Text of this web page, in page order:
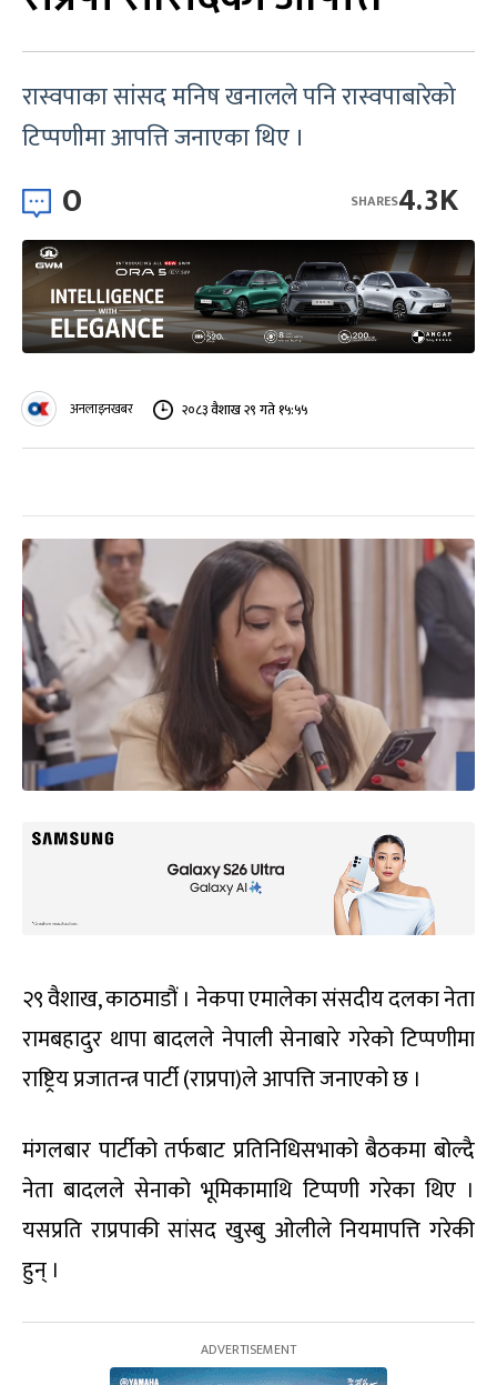
रास्वपाका सांसद मनिष खनालले पनि रास्वपाबारेको
टिप्पणीमा आपत्ति जनाएका थिए ।
0 4.3K
SHARES
अनलाइनखबर २०८३ वैशाख २९ गते १५:५५
२९ वैशाख, काठमाडौं । नेकपा एमालेका संसदीय दलका नेता
रामबहादुर थापा बादलले नेपाली सेनाबारे गरेको टिप्पणीमा
राष्ट्रिय प्रजातन्त्र पार्टी (राप्रपा)ले आपत्ति जनाएको छ ।
मंगलबार पार्टीको तर्फबाट प्रतिनिधिसभाको बैठकमा बोल्दै
नेता बादलले सेनाको भूमिकामाथि टिप्पणी गरेका थिए ।
यसप्रति राप्रपाकी सांसद खुस्बु ओलीले नियमापत्ति गरेकी
हुन् ।